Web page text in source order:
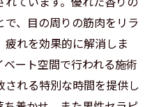
、目の周りの筋肉をリラ
疲れを効果的に解消しま
ート空間で行われる施術
れる特別な時間を提供し